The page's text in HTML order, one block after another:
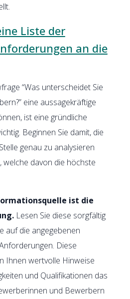
Liste der
an die
“Was unterscheidet Sie
eine aussagekräftige
ist eine gründliche
Beginnen Sie damit, die
genau zu analysieren
welche davon die höchste
ist die
Lesen Sie diese sorgfältig
auf die angegebenen
Diese
Ihnen wertvolle Hinweise
und Qualifikationen das
und Bewerbern